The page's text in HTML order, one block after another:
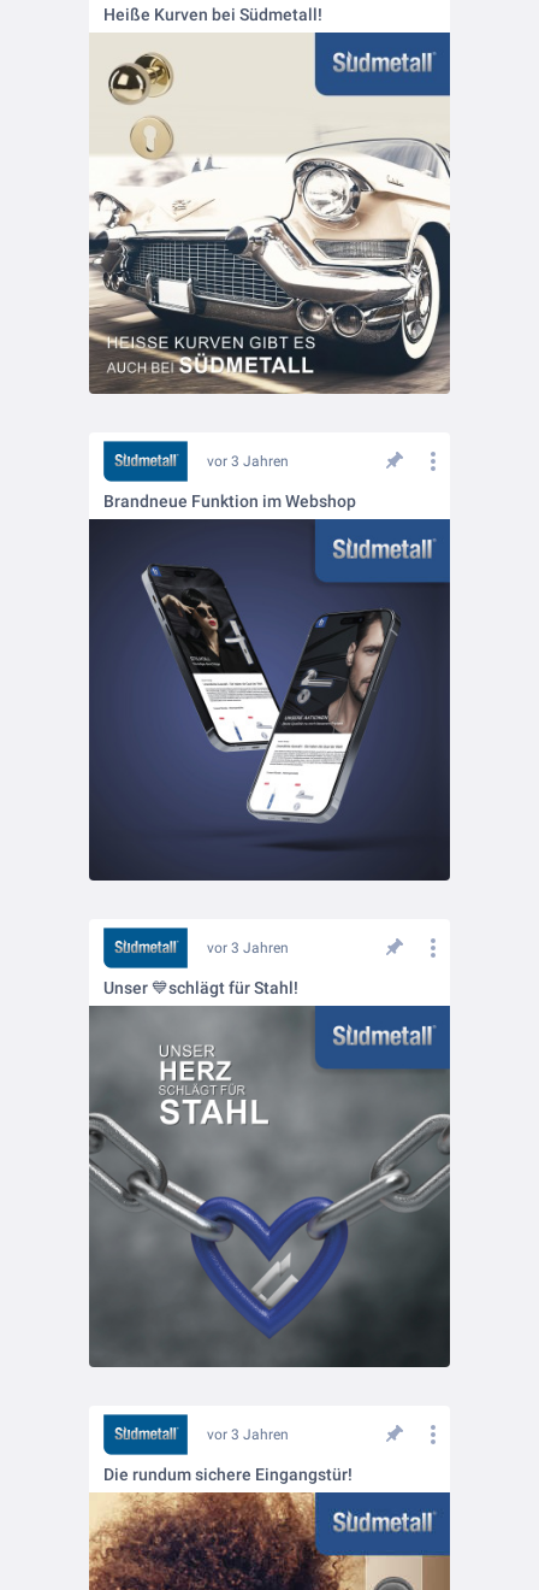
Heiße Kurven bei Südmetall!
vor 3 Jahren
Brandneue Funktion im Webshop
vor 3 Jahren
Unser 💙schlägt für Stahl!
vor 3 Jahren
Die rundum sichere Eingangstür!